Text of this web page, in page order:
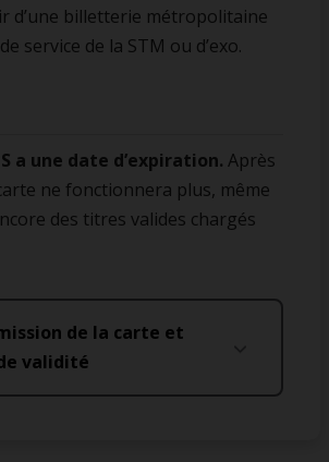
d’une billetterie métropolitaine
service de la STM ou d’exo.
a une date d’expiration. Après
ne fonctionnera plus, même
des titres valides chargés
de la carte et
validité